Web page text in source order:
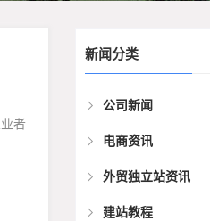
者
新闻分类
公司新闻
电商资讯
外贸独立站资讯
建站教程